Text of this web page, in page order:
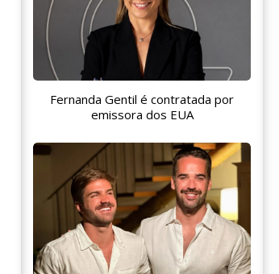
Fernanda Gentil é contratada por
emissora dos EUA